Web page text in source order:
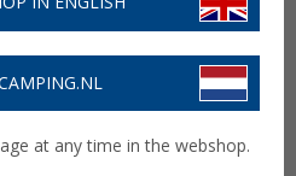
at any time in the webshop.